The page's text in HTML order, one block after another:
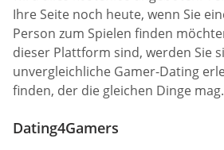
Ihre Seite noch heute, wenn Sie
Person zum Spielen finden
dieser Plattform sind, werden Sie
unvergleichliche Gamer-Dating
finden, der die gleichen Dinge mag.
Dating4Gamers